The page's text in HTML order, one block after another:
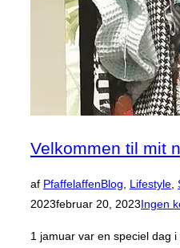
Velkommen til mit
af PfaffelaffenBlog, Lifestyle,
2023februar 20, 2023Ingen
1 jamuar var en speciel dag